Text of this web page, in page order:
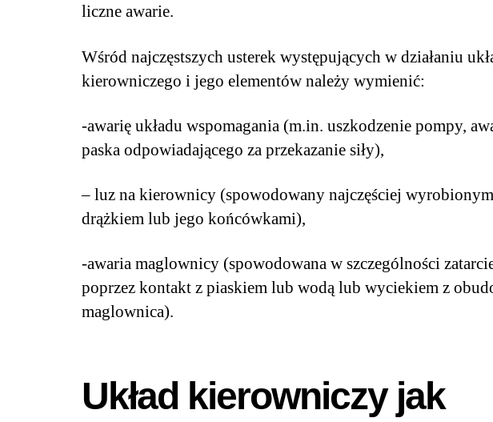
liczne awarie.
Wśród najczęstszych usterek występujących w działaniu
kierowniczego i jego elementów należy wymienić:
-awarię układu wspomagania (m.in. uszkodzenie pompy,
paska odpowiadającego za przekazanie siły),
– luz na kierownicy (spowodowany najczęściej wyrobionym
drążkiem lub jego końcówkami),
-awaria maglownicy (spowodowana w szczególności
poprzez kontakt z piaskiem lub wodą lub wyciekiem z
maglownica).
Układ kierowniczy jak